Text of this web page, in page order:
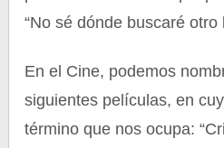
“No sé dónde buscaré otro
En el Cine, podemos
siguientes películas, en
término que nos ocupa: